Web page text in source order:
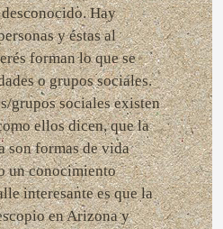
Hay
y éstas al
forman lo que se
o grupos sociales.
grupos sociales existen
ellos dicen, que la
son formas de vida
un conocimiento
interesante es que la
en Arizona y